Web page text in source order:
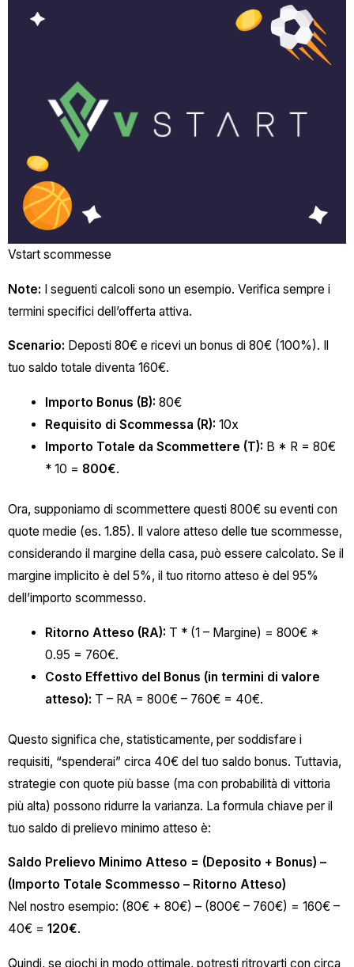
Vstart scommesse
Note: I seguenti calcoli sono un esempio. Verifica sempre i
termini specifici dell’offerta attiva.
Scenario: Deposti 80€ e ricevi un bonus di 80€ (100%). Il
tuo saldo totale diventa 160€.
Importo Bonus (B): 80€
Requisito di Scommessa (R): 10x
Importo Totale da Scommettere (T): B * R = 80€
* 10 = 800€.
Ora, supponiamo di scommettere questi 800€ su eventi con
quote medie (es. 1.85). Il valore atteso delle tue scommesse,
considerando il margine della casa, può essere calcolato. Se il
margine implicito è del 5%, il tuo ritorno atteso è del 95%
dell’importo scommesso.
Ritorno Atteso (RA): T * (1 – Margine) = 800€ *
0.95 = 760€.
Costo Effettivo del Bonus (in termini di valore
atteso): T – RA = 800€ – 760€ = 40€.
Questo significa che, statisticamente, per soddisfare i
requisiti, “spenderai” circa 40€ del tuo saldo bonus. Tuttavia,
strategie con quote più basse (ma con probabilità di vittoria
più alta) possono ridurre la varianza. La formula chiave per il
tuo saldo di prelievo minimo atteso è:
Saldo Prelievo Minimo Atteso = (Deposito + Bonus) –
(Importo Totale Scommesso – Ritorno Atteso)
Nel nostro esempio: (80€ + 80€) – (800€ – 760€) = 160€ –
40€ = 120€.
Quindi, se giochi in modo ottimale, potresti ritrovarti con circa